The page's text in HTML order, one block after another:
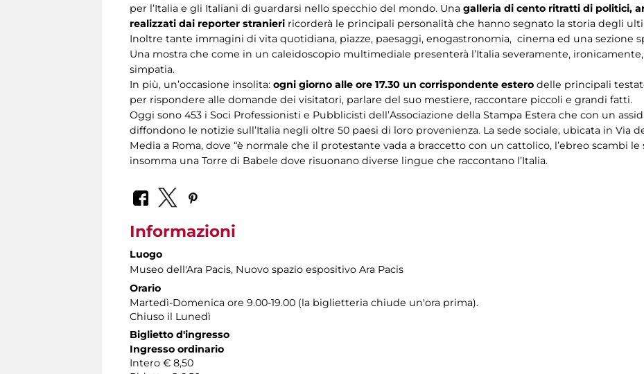
per l’Italia e gli Italiani di guardarsi nello specchio del mondo. Una galleria di cento ritratti di politici,
realizzati dai reporter stranieri ricorderà le principali personalità che hanno segnato la storia degli
Inoltre tante immagini di vita quotidiana, piazze, paesaggi, enogastronomia, cinema ed una sezione
Una mostra che come in un caleidoscopio multimediale presenterà l’Italia severamente,
simpatia.
In più, un’occasione insolita: ogni giorno alle ore 17.30 un corrispondente estero delle principali
per rispondere alle domande dei visitatori, parlare del suo mestiere, raccontare piccoli e grandi fatti.
Oggi sono 453 i Soci Professionisti e Pubblicisti dell’Associazione della Stampa Estera che con un
diffondono le notizie sull’Italia negli oltre 50 paesi di loro provenienza. La sede sociale, ubicata in Via
Media a Roma, dove “è normale che il protestante vada a braccetto con un cattolico, l’ebreo scambi
insomma una Torre di Babele dove risuonano diverse lingue che raccontano l’Italia.
Informazioni
Luogo
Museo dell'Ara Pacis, Nuovo spazio espositivo Ara Pacis
Orario
Martedì-Domenica ore 9.00-19.00 (la biglietteria chiude un'ora prima).
Chiuso il Lunedì
Biglietto d'ingresso
Ingresso ordinario
Intero € 8,50